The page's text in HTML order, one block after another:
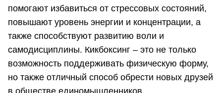
помогают избавиться от стрессовых состояний,
повышают уровень энергии и концентрации, а
также способствуют развитию воли и
самодисциплины. Кикбоксинг – это не только
возможность поддерживать физическую форму,
но также отличный способ обрести новых друзей
в обществе единомышленников.